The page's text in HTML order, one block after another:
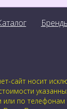
носит
по телефонам